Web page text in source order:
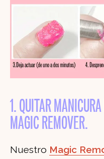
1. QUITAR
MAGIC REMOVER.
Nuestro Magic